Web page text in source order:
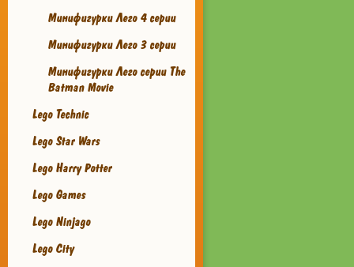
Минифигурки Лего 4 серии
Минифигурки Лего 3 серии
Минифигурки Лего серии The
Batman Movie
Lego Technic
Lego Star Wars
Lego Harry Potter
Lego Games
Lego Ninjago
Lego City